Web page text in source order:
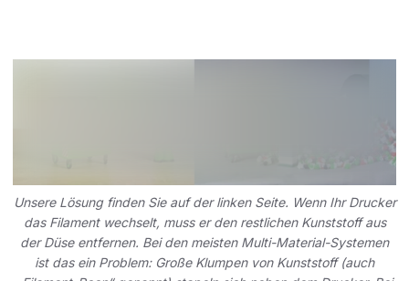
Unsere Lösung finden Sie auf der linken Seite. Wenn Ihr Drucker
das Filament wechselt, muss er den restlichen Kunststoff aus
der Düse entfernen. Bei den meisten Multi-Material-Systemen
ist das ein Problem: Große Klumpen von Kunststoff (auch